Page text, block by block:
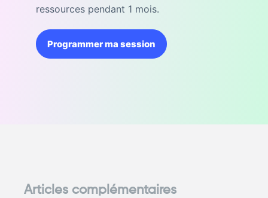
ressources pendant 1 mois.
Programmer ma session
Articles complémentaires